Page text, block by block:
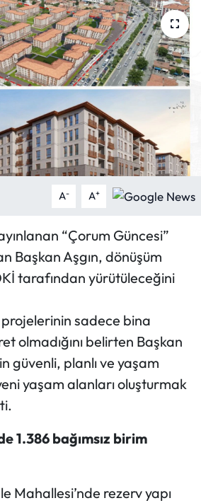
A- A+
“Çorum Güncesi”
Başkan Aşgın, dönüşüm
tarafından yürütüleceğini
sadece bina
olmadığını belirten Başkan
güvenli, planlı ve yaşam
yaşam alanları oluşturmak
1.386 bağımsız birim
Mahallesi’nde rezerv yapı